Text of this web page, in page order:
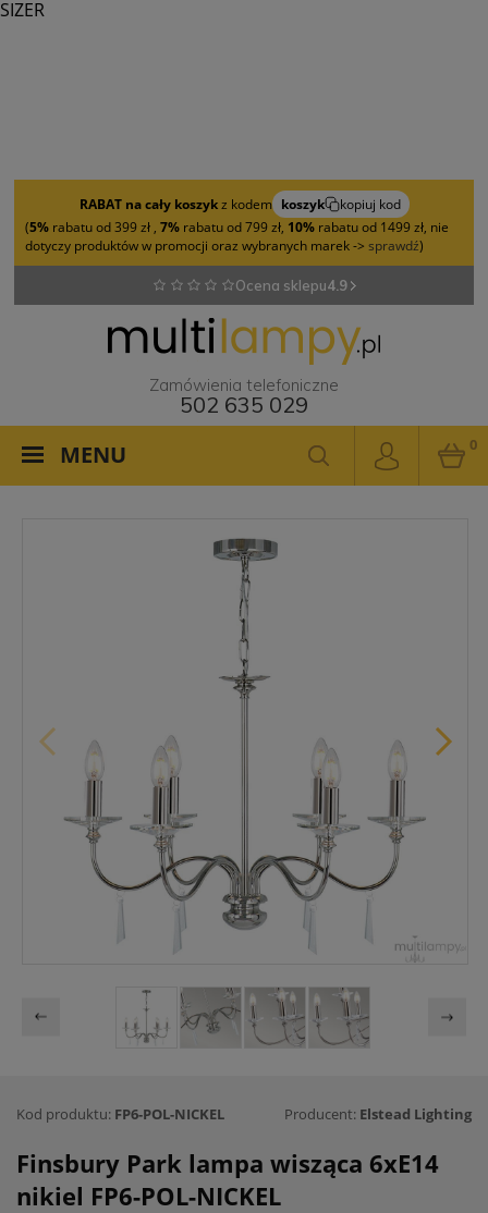
RABAT na cały koszykz kodem koszyk
kopiuj kod
(5% rabatu od 399 zł , 7% rabatu od 799 zł, 10% rabatu od 1499 zł, nie
dotyczy produktów w promocji oraz wybranych marek -> sprawdź)
Ocena sklepu4.9
Zamówienia telefoniczne
502 635 029
MENU 0
Kod produktu: FP6-POL-NICKEL Producent: Elstead Lighting
Finsbury Park lampa wisząca 6xE14
nikiel FP6-POL-NICKEL
SIZER